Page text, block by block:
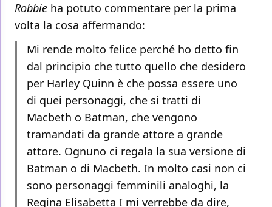
Robbie ha potuto commentare per la prima
volta la cosa affermando:
Mi rende molto felice perché ho detto fin
dal principio che tutto quello che desidero
per Harley Quinn è che possa essere uno
di quei personaggi, che si tratti di
Macbeth o Batman, che vengono
tramandati da grande attore a grande
attore. Ognuno ci regala la sua versione di
Batman o di Macbeth. In molto casi non ci
sono personaggi femminili analoghi, la
Regina Elisabetta I mi verrebbe da dire,